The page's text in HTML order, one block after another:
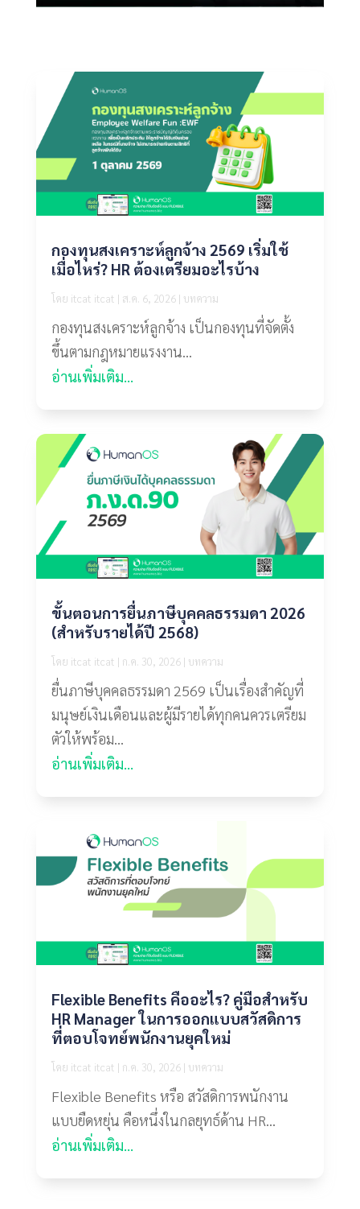
กองทุนสงเคราะห์ลูกจ้าง 2569 เริ่มใช้
เมื่อไหร่? HR ต้องเตรียมอะไรบ้าง
โดย itcat itcat | ส.ค. 6, 2026| บทความ
กองทุนสงเคราะห์ลูกจ้าง เป็นกองทุนที่จัดตั้ง
ขึ้นตามกฎหมายแรงงาน...
อ่านเพิ่มเติม...
ขั้นตอนการยื่นภาษีบุคคลธรรมดา 2026
(สำหรับรายได้ปี 2568)
โดย itcat itcat | ก.ค. 30, 2026| บทความ
ยื่นภาษีบุคคลธรรมดา 2569 เป็นเรื่องสำคัญที่
มนุษย์เงินเดือนและผู้มีรายได้ทุกคนควรเตรียม
ตัวให้พร้อม...
อ่านเพิ่มเติม...
Flexible Benefits คืออะไร? คู่มือสำหรับ
HR Manager ในการออกแบบสวัสดิการ
ที่ตอบโจทย์พนักงานยุคใหม่
โดย itcat itcat | ก.ค. 30, 2026| บทความ
Flexible Benefits หรือ สวัสดิการพนักงาน
แบบยืดหยุ่น คือหนึ่งในกลยุทธ์ด้าน HR...
อ่านเพิ่มเติม...